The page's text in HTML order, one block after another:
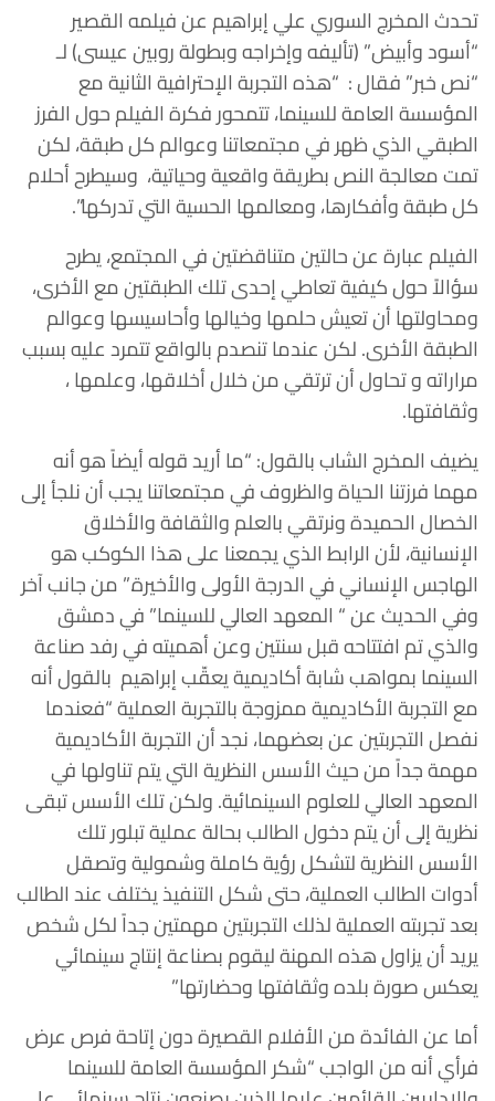
تحدث المخرج السوري علي إبراهيم عن فيلمه القصير
“أسود وأبيض” (تأليفه وإخراجه وبطولة روبين عيسى) لـ
“نص خبر” فقال : “هذه التجربة الإحترافية الثانية مع
المؤسسة العامة للسينما، تتمحور فكرة الفيلم حول الفرز
الطبقي الذي ظهر في مجتمعاتنا وعوالم كل طبقة، لكن
تمت معالجة النص بطريقة واقعية وحياتية، وسيطرح أحلام
كل طبقة وأفكارها، ومعالمها الحسية التي تدركها”.
الفيلم عبارة عن حالتين متناقضتين في المجتمع، يطرح
سؤالاً حول كيفية تعاطي إحدى تلك الطبقتين مع الأخرى،
ومحاولتها أن تعيش حلمها وخيالها وأحاسيسها وعوالم
الطبقة الأخرى. لكنعندما تنصدم بالواقع تتمرد عليه بسبب
مراراته و تحاول أن ترتقي من خلال أخلاقها، وعلمها ،
وثقافتها.
يضيف المخرج الشاب بالقول: “ما أريد قوله أيضاً هو أنه
مهما فرزتنا الحياة والظروف في مجتمعاتنا يجب أن نلجأ إلى
الخصال الحميدة ونرتقي بالعلم والثقافة والأخلاق
الإنسانية، لأن الرابط الذي يجمعنا على هذا الكوكب هو
الهاجس الإنساني في الدرجة الأولى والأخيرة.” من جانب آخر
وفي الحديث عن “ المعهد العالي للسينما” في دمشق
والذي تم افتتاحه قبل سنتين وعن أهميته في رفد صناعة
السينما بمواهب شابة أكاديمية يعقّب إبراهيم بالقول أنه
مع التجربة الأكاديمية ممزوجة بالتجربة العملية “فعندما
نفصل التجربتين عن بعضهما، نجد أن التجربة الأكاديمية
مهمة جداً من حيث الأسس النظرية التي يتم تناولها في
المعهد العالي للعلوم السينمائية.ولكن تلك الأسس تبقى
نظرية إلى أن يتم دخول الطالب بحالة عملية تبلور تلك
الأسس النظرية لتشكل رؤية كاملة وشمولية وتصقل
أدوات الطالب العملية،حتى شكل التنفيذ يختلف عند الطالب
بعد تجربته العملية لذلك التجربتين مهمتين جداً لكل شخص
يريد أن يزاول هذه المهنة ليقوم بصناعة إنتاج سينمائي
يعكس صورة بلده وثقافتها وحضارتها”
أما عن الفائدة من الأفلام القصيرة دون إتاحة فرص عرض
فرأي أنه من الواجب “شكر المؤسسة العامة للسينما